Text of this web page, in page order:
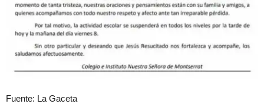
Fuente: La Gaceta